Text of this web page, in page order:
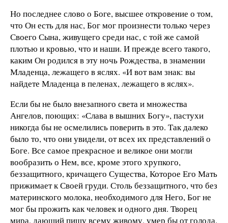
Но последнее слово о Боге, высшее откровение о том,
что Он есть для нас, Бог мог произнести только через
Своего Сына, живущего среди нас, с той же самой
плотью и кровью, что и наши. И прежде всего такого,
каким Он родился в эту ночь Рождества, в знамении
Младенца, лежащего в яслях. «И вот вам знак: вы
найдете Младенца в пеленах, лежащего в яслях».
Если бы не было внезапного света и множества
Ангелов, поющих: «Слава в вышних Богу», пастухи
никогда бы не осмелились поверить в это. Так далеко
было то, что они увидели, от всех их представлений о
Боге. Все самое прекрасное и великое они могли
вообразить о Нем, все, кроме этого хрупкого,
беззащитного, кричащего Существа, Которое Его Мать
прижимает к Своей груди. Столь беззащитного, что без
материнского молока, необходимого для Него, Бог не
мог бы прожить как человек и одного дня. Творец
мира, дающий пищу всему живому, умер бы от голода.